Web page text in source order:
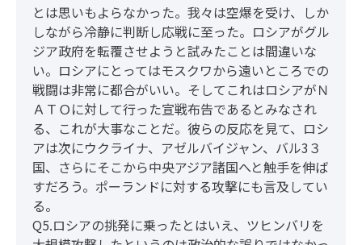
とは思いもよらなかった。我々は空爆を受け、しか
しながら冷静に判断し応戦に至った。ロシアがグル
ジア政府を転覆させようと試みたことは間違いな
い。ロシアにとってはモスクワから遠いところでの
戦闘は非常に都合がいい。そしてこれはロシアがＮ
ＡＴＯに対して行った宣戦布告であるとみなされ
る、これが大事なことだ。彼らの反応を見て、ロシ
アは次にウクライナ、アゼルバイジャン、バル3３
国、さらにそこから中央アジア諸国へと触手を伸ば
すだろう。ポーランドに対する攻撃にも言及してい
る。
Q5.ロシアの挑発に乗ったとはいえ、ツヒンバリを